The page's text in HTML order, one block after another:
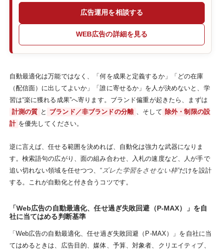
広告運用を相談する
WEB広告の詳細を見る
自動最適化は万能ではなく、「何を成果と定義するか」「どの在庫
（配信面）に出してよいか」「誰に寄せるか」を人が決めないと、学
習は“楽に獲れる成果”へ寄ります。ブランド偏重が起きたら、まずは
計測の質 と ブランド／非ブランドの分離 、そして 除外・制限の設
計 を優先してください。
逆に言えば、任せる範囲を決めれば、自動化は強力な武器になりま
す。検索語句の広がり、面の組み合わせ、入札の速度など、人が手で
追い切れない領域を任せつつ、 “ズレた学習をさせない枠”だけを設計
する。これが自動化と付き合うコツです。
「Web広告の自動最適化、任せ過ぎ失敗回避（P-MAX）」を自
社に当てはめる判断基準
「Web広告の自動最適化、任せ過ぎ失敗回避（P-MAX）」を自社に当
てはめるときは、広告目的、媒体、予算、対象者、クリエイティブ、